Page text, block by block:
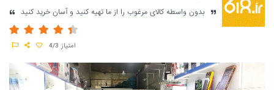
بدون واسطه کالای مرغوب را از ما تهیه کنید و آسان خرید کنید
امتیاز 4/3